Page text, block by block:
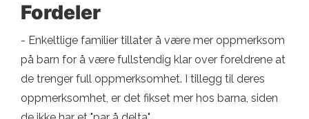
Fordeler
- Enkeltlige familier tillater å være mer oppmerksom
på barn for å være fullstendig klar over foreldrene at
de trenger full oppmerksomhet. I tillegg til deres
oppmerksomhet, er det fikset mer hos barna, siden